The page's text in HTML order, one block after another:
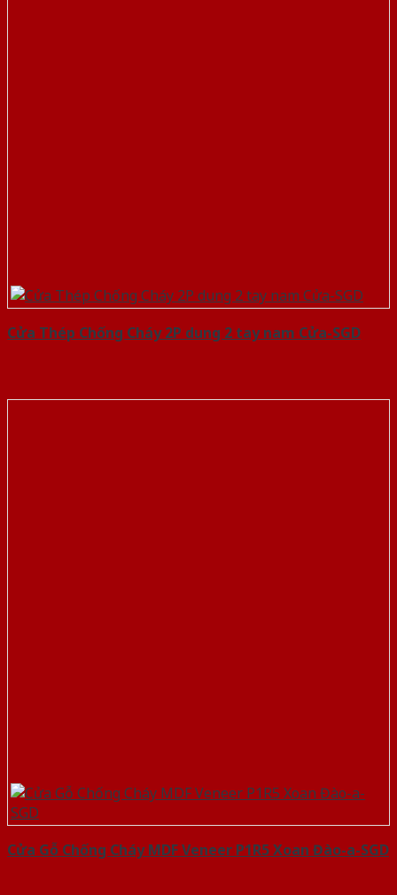
Cửa Thép Chống Cháy 2P dung 2 tay nam Cửa-SGD
Cửa Gỗ Chống Cháy MDF Veneer P1R5 Xoan Đào-a-SGD